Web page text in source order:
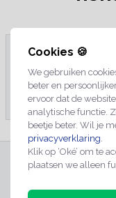
Cookies 🍪
We gebruiken
beter en
ervoor dat de
analytische functie.
beetje beter. Wil je
privacyverklaring
Klik op ‘Oké’ om te
plaatsen we alleen
Geen
INSCHRIJVEN